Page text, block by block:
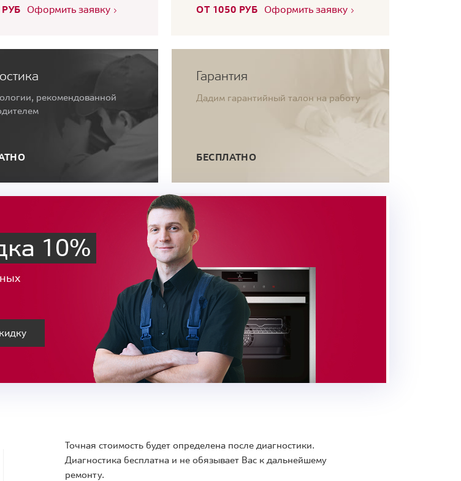
Оформить заявку ОТ 1050 РУБ Оформить заявку
рекомендованной
Гарантия
Дадим гарантийный талон на работу
БЕСПЛАТНО
10%
Точная стоимость будет определена после диагностики.
Диагностика бесплатна и не обязывает Вас к дальнейшему
ремонту.